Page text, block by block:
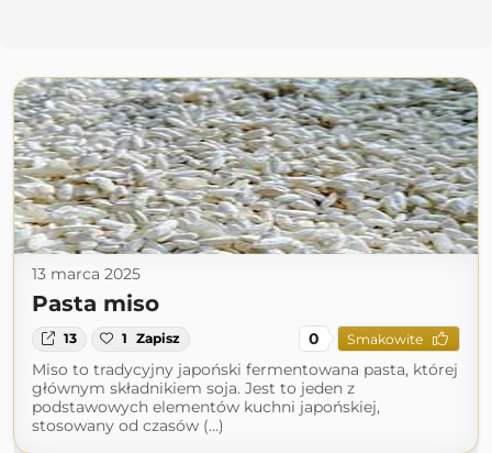
13 marca 2025
Pasta miso
13 1 Zapisz 0 Smakowite
Miso to tradycyjny japoński fermentowana pasta, której
głównym składnikiem soja. Jest to jeden z
podstawowych elementów kuchni japońskiej,
stosowany od czasów (...)